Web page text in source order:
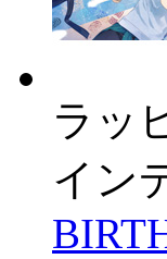
ラッ
イン